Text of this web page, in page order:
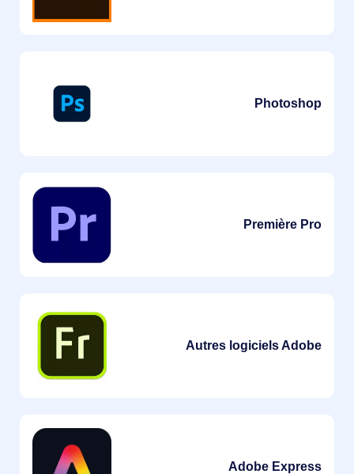
Photoshop
Première Pro
Autres logiciels Adobe
Adobe Express